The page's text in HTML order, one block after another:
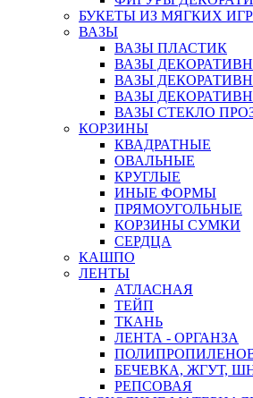
БУКЕТЫ ИЗ МЯГКИХ
ВАЗЫ
ВАЗЫ ПЛАСТИК
ВАЗЫ
ВАЗЫ
ВАЗЫ
ВАЗЫ СТЕКЛО
КОРЗИНЫ
КВАДРАТНЫЕ
ОВАЛЬНЫЕ
КРУГЛЫЕ
ИНЫЕ ФОРМЫ
ПРЯМОУГОЛЬНЫЕ
КОРЗИНЫ СУМКИ
СЕРДЦА
КАШПО
ЛЕНТЫ
АТЛАСНАЯ
ТЕЙП
ТКАНЬ
ЛЕНТА - ОРГАНЗА
БЕЧЕВКА, ЖГУТ,
РЕПСОВАЯ